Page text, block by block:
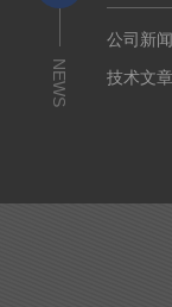
NEWS
公司新
技术文